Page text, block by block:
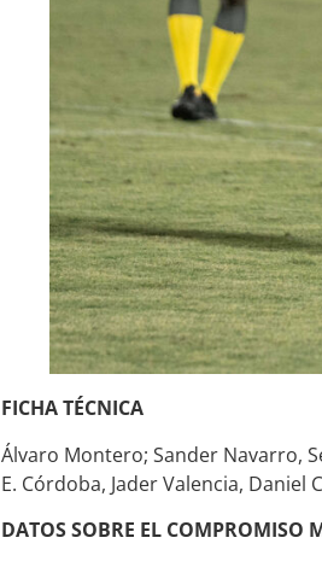
FICHA TÉCNICA
Álvaro Montero; Sander Navarro,
E. Córdoba, Jader Valencia, Daniel
DATOS SOBRE EL COMPROMISO